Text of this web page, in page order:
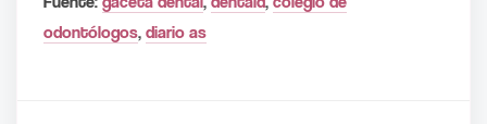
odontólogos, diario as